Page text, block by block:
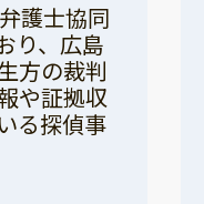
護士協同
り、広島
方の裁判
や証拠収
る探偵事